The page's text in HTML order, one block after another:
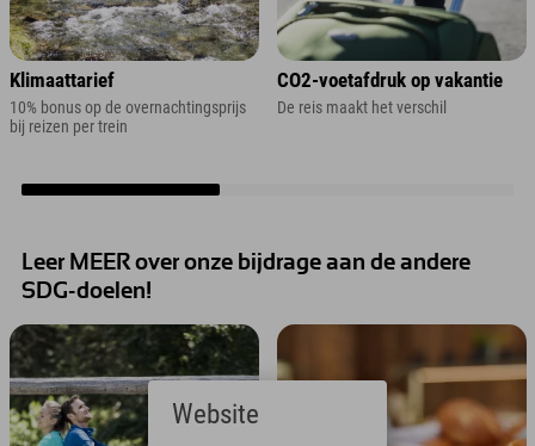
Klimaattarief
10% bonus op de overnachtingsprijs
bij reizen per trein
CO2-voetafdruk op vakantie
De reis maakt het verschil
Leer MEER over onze bijdrage aan de andere
SDG-doelen!
Website